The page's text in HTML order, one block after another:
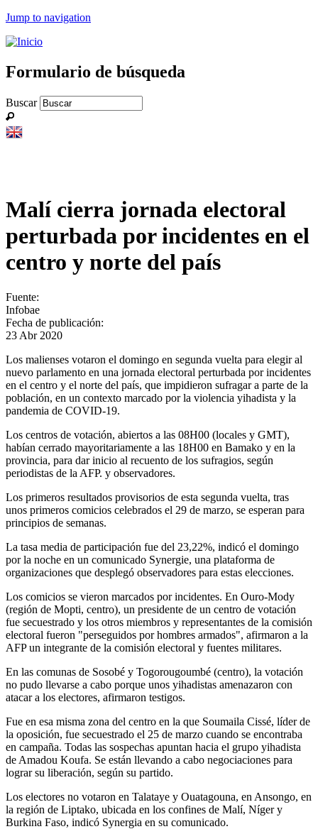
Jump to navigation
Formulario de búsqueda
Buscar
Malí cierra jornada electoral
perturbada por incidentes en el
centro y norte del país
Fuente:
Infobae
Fecha de publicación:
23 Abr 2020
Los malienses votaron el domingo en segunda vuelta para elegir al
nuevo parlamento en una jornada electoral perturbada por incidentes
en el centro y el norte del país, que impidieron sufragar a parte de la
población, en un contexto marcado por la violencia yihadista y la
pandemia de COVID-19.
Los centros de votación, abiertos a las 08H00 (locales y GMT),
habían cerrado mayoritariamente a las 18H00 en Bamako y en la
provincia, para dar inicio al recuento de los sufragios, según
periodistas de la AFP. y observadores.
Los primeros resultados provisorios de esta segunda vuelta, tras
unos primeros comicios celebrados el 29 de marzo, se esperan para
principios de semanas.
La tasa media de participación fue del 23,22%, indicó el domingo
por la noche en un comunicado Synergie, una plataforma de
organizaciones que desplegó observadores para estas elecciones.
Los comicios se vieron marcados por incidentes. En Ouro-Mody
(región de Mopti, centro), un presidente de un centro de votación
fue secuestrado y los otros miembros y representantes de la comisión
electoral fueron "perseguidos por hombres armados", afirmaron a la
AFP un integrante de la comisión electoral y fuentes militares.
En las comunas de Sosobé y Togorougoumbé (centro), la votación
no pudo llevarse a cabo porque unos yihadistas amenazaron con
atacar a los electores, afirmaron testigos.
Fue en esa misma zona del centro en la que Soumaila Cissé, líder de
la oposición, fue secuestrado el 25 de marzo cuando se encontraba
en campaña. Todas las sospechas apuntan hacia el grupo yihadista
de Amadou Koufa. Se están llevando a cabo negociaciones para
lograr su liberación, según su partido.
Los electores no votaron en Talataye y Ouatagouna, en Ansongo, en
la región de Liptako, ubicada en los confines de Malí, Níger y
Burkina Faso, indicó Synergia en su comunicado.